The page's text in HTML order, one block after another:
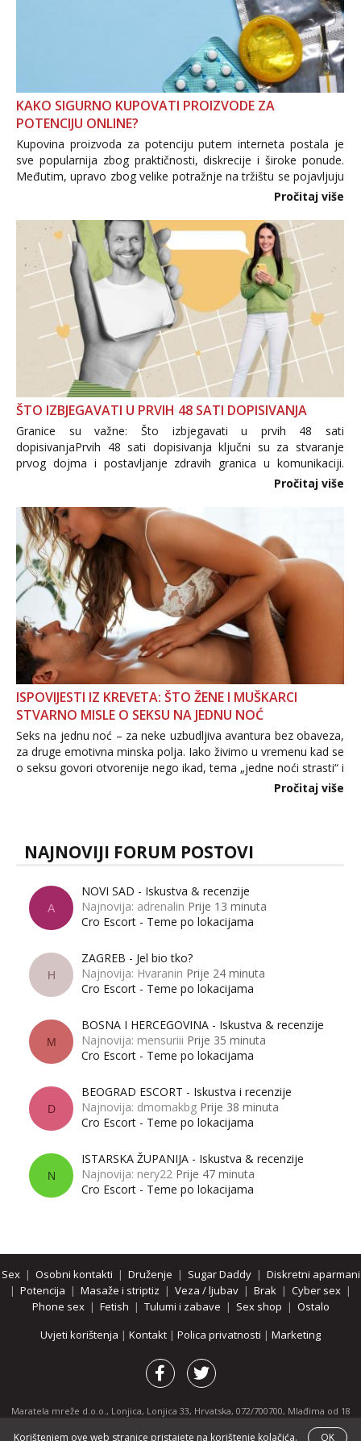
KAKO SIGURNO KUPOVATI PROIZVODE ZA
POTENCIJU ONLINE?
Kupovina proizvoda za potenciju putem interneta postala je
sve popularnija zbog praktičnosti, diskrecije i široke ponude.
Međutim, upravo zbog velike potražnje na tržištu se pojavljuju
i brojni krivotvoreni proizvodi, nepouzdane internetske
Pročitaj više
ŠTO IZBJEGAVATI U PRVIH 48 SATI DOPISIVANJA
Granice su važne: Što izbjegavati u prvih 48 sati
dopisivanjaPrvih 48 sati dopisivanja ključni su za stvaranje
prvog dojma i postavljanje zdravih granica u komunikaciji.
Važno je izbjeći prebrzo otkrivanje osobnih ili intimnih
informacija, jer nepoznata osoba još nije zaslužila to
povjerenje. Takođe...
Pročitaj više
ISPOVIJESTI IZ KREVETA: ŠTO ŽENE I MUŠKARCI
STVARNO MISLE O SEKSU NA JEDNU NOĆ
Seks na jednu noć – za neke uzbudljiva avantura bez obaveza,
za druge emotivna minska polja. Iako živimo u vremenu kad se
o seksu govori otvorenije nego ikad, tema „jedne noći strasti“ i
dalje izaziva burne rasprave. Što zapravo misle žene, a što
Pročitaj više
NAJNOVIJI FORUM POSTOVI
A
NOVI SAD - Iskustva & recenzije
Najnovija: adrenalin Prije 13 minuta
Cro Escort - Teme po lokacijama
H
ZAGREB - Jel bio tko?
Najnovija: Hvaranin Prije 24 minuta
Cro Escort - Teme po lokacijama
M
BOSNA I HERCEGOVINA - Iskustva & recenzije
Najnovija: mensuriii Prije 35 minuta
Cro Escort - Teme po lokacijama
D
BEOGRAD ESCORT - Iskustva i recenzije
Najnovija: dmomakbg Prije 38 minuta
Cro Escort - Teme po lokacijama
N
ISTARSKA ŽUPANIJA - Iskustva & recenzije
Najnovija: nery22 Prije 47 minuta
Cro Escort - Teme po lokacijama
Sex| Osobni kontakti | Druženje | Sugar Daddy| Diskretni aparmani
| Potencija | Masaže i striptiz | Veza / ljubav | Brak | Cyber sex |
Phone sex| Fetish | Tulumi i zabave | Sex shop | Ostalo
Uvjeti korištenja | Kontakt | Polica privatnosti | Marketing
Maratela mreže d.o.o., Lonjica, Lonjica 33, Hrvatska, 072/700700, Mlađima od 18
godina zabranjeno je pregledavanje stranice i svih njenih dijelova.
Partnerski portali:osobnikontakti.com|hotline.hr|ThePornDude.com
Korištenjem ove web stranice pristajete na korištenje kolačića. OK